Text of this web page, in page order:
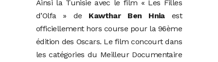
Ainsi la Tunisie avec le film « Les Filles
d’Olfa » de Kawthar Ben Hniaest
officiellement hors course pour la 96ème
édition des Oscars. Le film concourt dans
les catégories du Meilleur Documentaire